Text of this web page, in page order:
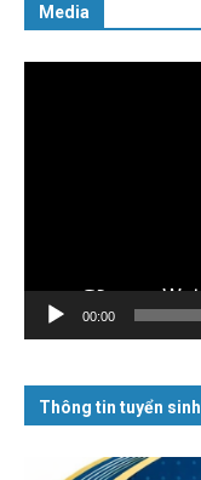
Media
00:00
Thông tin tuyển sinh